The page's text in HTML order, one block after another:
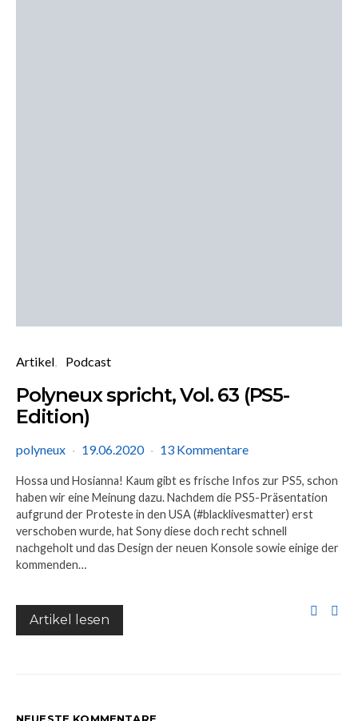
Artikel Podcast
Polyneux spricht, Vol. 63 (PS5-
Edition)
polyneux 19.06.2020 13 Kommentare
Hossa und Hosianna! Kaum gibt es frische Infos zur PS5, schon
haben wir eine Meinung dazu. Nachdem die PS5-Präsentation
aufgrund der Proteste in den USA (#blacklivesmatter) erst
verschoben wurde, hat Sony diese doch recht schnell
nachgeholt und das Design der neuen Konsole sowie einige der
kommenden…
Artikel lesen
NEUESTE KOMMENTARE